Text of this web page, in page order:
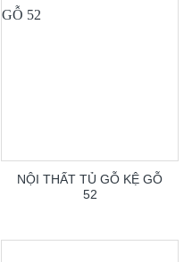
NỘI THẤT TỦ GỖ KỆ GỖ
52